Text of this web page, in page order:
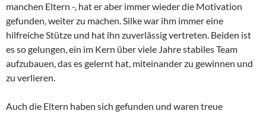
manchen Eltern -, hat er aber immer wieder die Motivation
gefunden, weiter zu machen. Silke war ihm immer eine
hilfreiche Stütze und hat ihn zuverlässig vertreten. Beiden ist
es so gelungen, ein im Kern über viele Jahre stabiles Team
aufzubauen, das es gelernt hat, miteinander zu gewinnen und
zu verlieren.
Auch die Eltern haben sich gefunden und waren treue